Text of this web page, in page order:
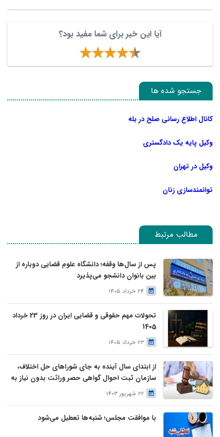
آیا این خبر برای شما مفید بود؟
جستجو شده ها
کانال اطلاع رسانی صلح در بله
وکیل پایه یک دادگستری
وکیل در تهران
توانمندسازی زنان
مطالب مرتبط
پس از سال‌ها وقفه؛ دانشگاه علوم قضایی دوباره از
بین بانوان دانشجو می‌پذیرد
24 خرداد 1405
تحولات مهم حقوقی و قضایی ایران در روز 23 خرداد
1405
23 خرداد 1405
از ابتدای سال آینده به جای شوراهای حل اختلاف،
سازمان ثبت احوال گواهی حصر وراثت بدون نیاز به
درخواست وراث صادر خواهد کرد
22 شهریور 1403
با موافقت مجلس؛ شنبه‌ها تعطیل می‌شود